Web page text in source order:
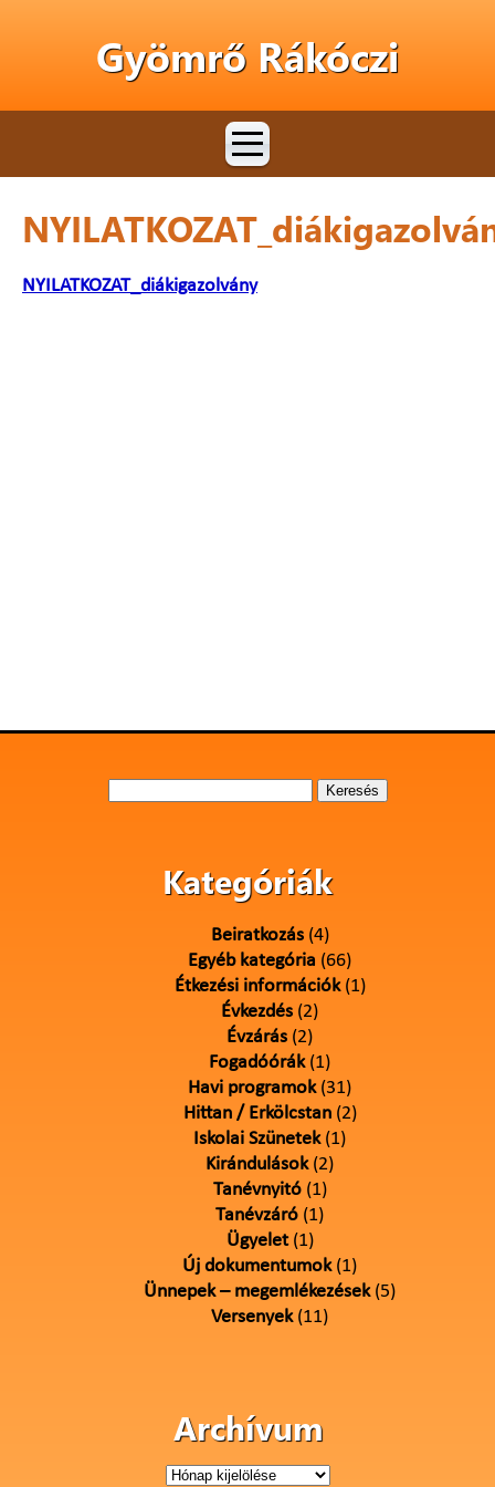
Gyömrő Rákóczi
NYILATKOZAT_diákigazolvány
Kategóriák
Beiratkozás(4)
Egyéb kategória (66)
Étkezési információk(1)
Évkezdés (2)
Évzárás (2)
Fogadóórák(1)
Havi programok(31)
Hittan / Erkölcstan(2)
Iskolai Szünetek(1)
Kirándulások(2)
Tanévnyitó(1)
Tanévzáró (1)
Ügyelet(1)
Új dokumentumok(1)
Ünnepek – megemlékezések(5)
Versenyek(11)
Archívum
Archívum